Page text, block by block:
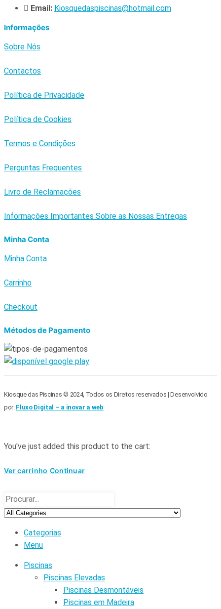
Email: Kiosquedaspiscinas@hotmail.com
Informações
Sobre Nós
Contactos
Política de Privacidade
Política de Cookies
Termos e Condições
Perguntas Frequentes
Livro de Reclamações
Informações Importantes Sobre as Nossas Entregas
Minha Conta
Minha Conta
Carrinho
Checkout
Métodos de Pagamento
Kiosque das Piscinas © 2024, Todos os Direitos reservados | Desenvolvido
por: Fluxo Digital – a inovar a web
You've just added this product to the cart:
Ver carrinho Continuar
Categorias
Menu
Piscinas
Piscinas Elevadas
Piscinas Desmontáveis
Piscinas em Madeira